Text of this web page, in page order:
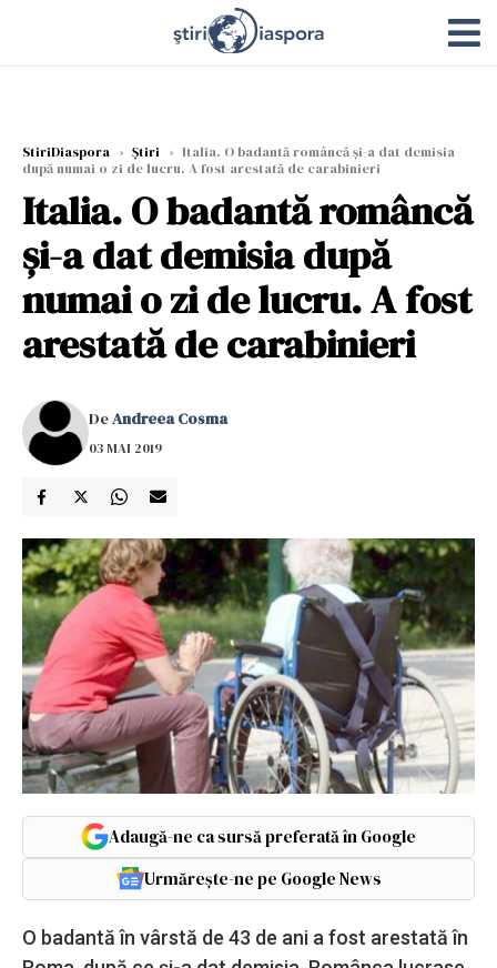
StiriDiaspora › Știri › Italia. O badantă româncă şi-a dat demisia
după numai o zi de lucru. A fost arestată de carabinieri
Italia. O badantă româncă
şi-a dat demisia după
numai o zi de lucru. A fost
arestată de carabinieri
DeAndreea Cosma
03 MAI 2019
Adaugă-ne ca sursă preferată în Google
Urmărește-ne pe Google News
O badantă în vârstă de 43 de ani a fost arestată în